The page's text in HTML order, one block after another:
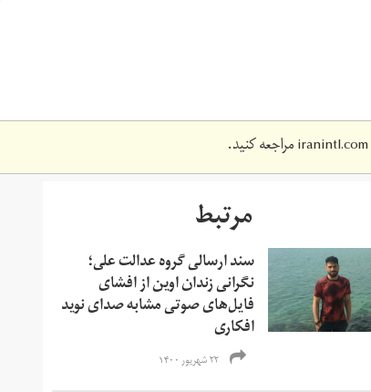
iranintl.comمراجعه کنید.
مرتبط
سند ارسالی گروه عدالت علی؛
نگرانی زندان اوین از افشای
فایل‌های صوتی مشابه صدای نوید
افکاری
۲۲ شهریور ۱۴۰۰